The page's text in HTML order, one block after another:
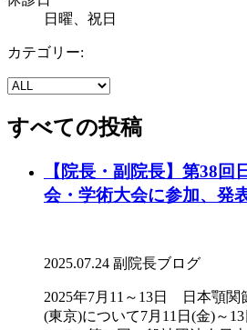
日曜、祝日
カテゴリー:
すべての投稿
【院長・副院長】第38回
会・学術大会に参加、発
2025.07.24 副院長ブログ
2025年7月11～13日 日本顎関
(東京)について7月11日(金)～